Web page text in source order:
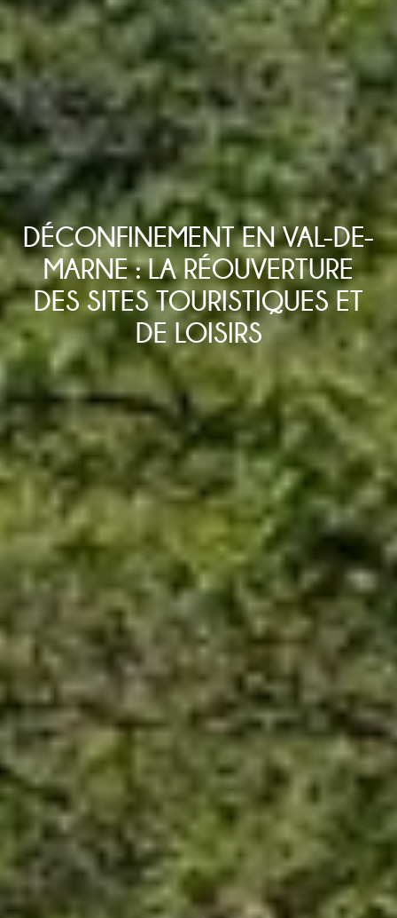
DÉCONFINEMENT EN VAL-DE-
MARNE : LA RÉOUVERTURE
DES SITES TOURISTIQUES ET
DE LOISIRS